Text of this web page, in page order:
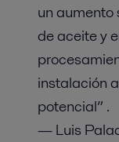
un aumento
de aceite y
instalación
potencial” .
— Luis